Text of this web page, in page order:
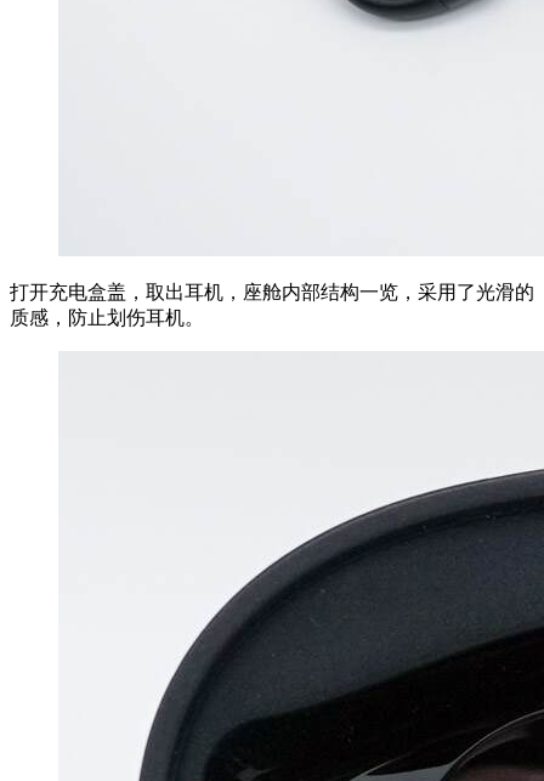
打开充电盒盖，取出耳机，座舱内部结构一览，采用了光滑的
质感，防止划伤耳机。